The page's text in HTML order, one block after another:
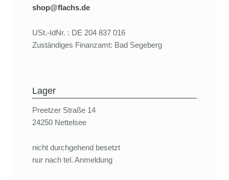
shop@flachs.de
USt.-IdNr. : DE 204 837 016
Zuständiges Finanzamt: Bad Segeberg
Lager
Preetzer Straße 14
24250 Nettelsee
nicht durchgehend besetzt
nur nach tel. Anmeldung